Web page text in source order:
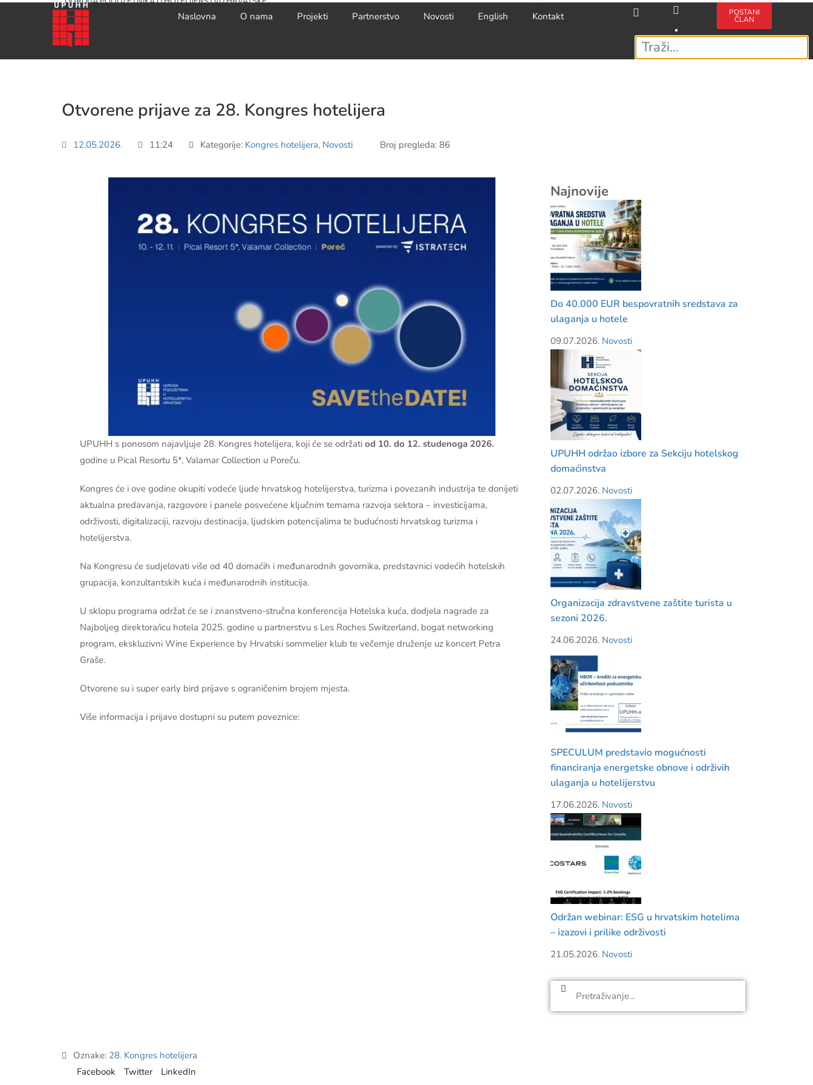
Naslovna O nama Projekti Partnerstvo Novosti English Kontakt POSTANI
ČLAN
Otvorene prijave za 28. Kongres hotelijera
12.05.2026. 11:24 Kategorije: Kongres hotelijera, Novosti Broj pregleda: 86
UPUHH s ponosom najavljuje 28. Kongres hotelijera, koji će se održati od 10. do 12. studenoga 2026.
godine u Pical Resortu 5*, Valamar Collection u Poreču.
Kongres će i ove godine okupiti vodeće ljude hrvatskog hotelijerstva, turizma i povezanih industrija te donijeti
aktualna predavanja, razgovore i panele posvećene ključnim temama razvoja sektora – investicijama,
održivosti, digitalizaciji, razvoju destinacija, ljudskim potencijalima te budućnosti hrvatskog turizma i
hotelijerstva.
Na Kongresu će sudjelovati više od 40 domaćih i međunarodnih govornika, predstavnici vodećih hotelskih
grupacija, konzultantskih kuća i međunarodnih institucija.
U sklopu programa održat će se i znanstveno-stručna konferencija Hotelska kuća, dodjela nagrade za
Najboljeg direktora/icu hotela 2025. godine u partnerstvu s Les Roches Switzerland, bogat networking
program, ekskluzivni Wine Experience by Hrvatski sommelier klub te večernje druženje uz koncert Petra
Graše.
Otvorene su i super early bird prijave s ograničenim brojem mjesta.
Više informacija i prijave dostupni su putem poveznice:
Najnovije
Do 40.000 EUR bespovratnih sredstava za
ulaganja u hotele
09.07.2026. Novosti
UPUHH održao izbore za Sekciju hotelskog
domaćinstva
02.07.2026. Novosti
Organizacija zdravstvene zaštite turista u
sezoni 2026.
24.06.2026. Novosti
SPECULUM predstavio mogućnosti
financiranja energetske obnove i održivih
ulaganja u hotelijerstvu
17.06.2026. Novosti
Održan webinar: ESG u hrvatskim hotelima
– izazovi i prilike održivosti
21.05.2026. Novosti
Oznake: 28. Kongres hotelijera
Facebook
Twitter LinkedIn